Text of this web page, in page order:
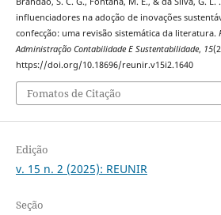
influenciadores na adoção de inovações
confecção: uma revisão sistemática da literatura.
Administração Contabilidade E Sustentabilidade, 15
https://doi.org/10.18696/reunir.v15i2.1640
Fomatos de Citação
Edição
v. 15 n. 2 (2025): REUNIR
Seção